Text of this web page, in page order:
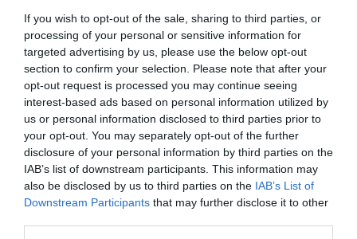
If you wish to opt-out of the sale, sharing to third parties, or
processing of your personal or sensitive information for
targeted advertising by us, please use the below opt-out
section to confirm your selection. Please note that after your
opt-out request is processed you may continue seeing
interest-based ads based on personal information utilized by
us or personal information disclosed to third parties prior to
your opt-out. You may separately opt-out of the further
disclosure of your personal information by third parties on the
IAB’s list of downstream participants. This information may
also be disclosed by us to third parties on the IAB’s List of
Downstream Participants that may further disclose it to other
În data de 6 iunie, aflat în vizită la Roma,
europarlamentarul român Victor Negrescu a făcut o
vizită la sediul CCIRO Italia, unde s-a întâlnit cu
preşedintele organizaţiei, Eugen Terteleac, şi
preşedintele Confartigianato Roma, Mauro
Mannocchi.